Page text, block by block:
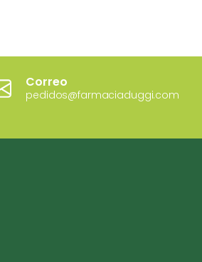
Correo
pedidos@farmaciaduggi.com